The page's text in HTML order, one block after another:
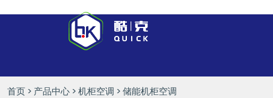
首页> 产品中心>机柜空调 >储能机柜空调